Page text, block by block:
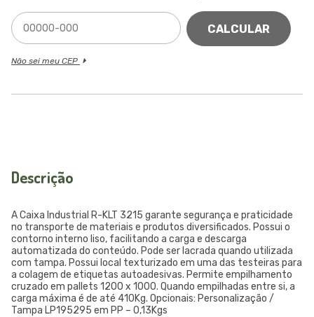
CALCULAR
Não sei meu CEP
Descrição
A Caixa Industrial R-KLT 3215 garante segurança e praticidade
no transporte de materiais e produtos diversificados. Possui o
contorno interno liso, facilitando a carga e descarga
automatizada do conteúdo. Pode ser lacrada quando utilizada
com tampa. Possui local texturizado em uma das testeiras para
a colagem de etiquetas autoadesivas. Permite empilhamento
cruzado em pallets 1200 x 1000. Quando empilhadas entre si, a
carga máxima é de até 410Kg. Opcionais: Personalização /
Tampa LP195295 em PP – 0,13Kgs